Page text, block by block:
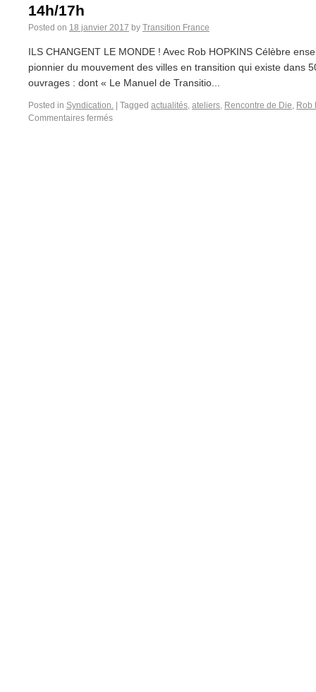
14h/17h
Posted on 18 janvier 2017 by Transition France
ILS CHANGENT LE MONDE ! Avec Rob HOPKINS Célèbre
pionnier du mouvement des villes en transition qui existe dans
ouvrages : dont « Le Manuel de Transitio...
Posted in Syndication. Tagged actualités, ateliers, Rencontre de Die, Rob
Commentaires fermés